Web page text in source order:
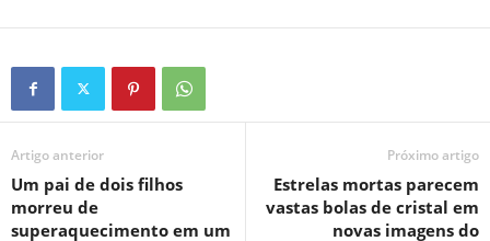
Artigo anterior
Um pai de dois filhos
morreu de
superaquecimento em um
Próximo artigo
Estrelas mortas parecem
vastas bolas de cristal em
novas imagens do